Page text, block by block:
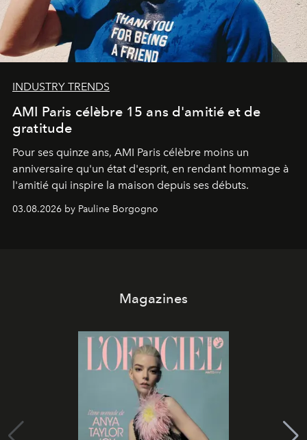
INDUSTRY TRENDS
AMI Paris célèbre 15 ans d'amitié et de
gratitude
Pour ses quinze ans, AMI Paris célèbre moins un
anniversaire qu'un état d'esprit, en rendant hommage à
l'amitié qui inspire la maison depuis ses débuts.
03.08.2026 by Pauline Borgogno
Magazines